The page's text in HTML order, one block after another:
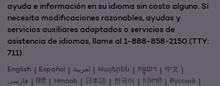
ayuda e información en su idioma sin costo alguno. Si
necesita modificaciones razonables, ayudas y
servicios auxiliares adaptados o servicios de
asistencia de idiomas, llame al 1-888-858-2150 (TTY:
711).
English Español لعربية Hայերեն កម្ពុជា។
中文
فارسی
हिंदी Hmoob 日本語 한국어 اਪੰਜਾਬੀ
Pусский